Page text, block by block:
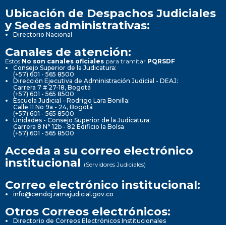
Ubicación de Despachos Judiciales
y Sedes administrativas:
Directorio Nacional
Canales de atención:
Estos No son canales oficiales para tramitar PQRSDF
Consejo Superior de la Judicatura:
(+57) 601 - 565 8500
Dirección Ejecutiva de Administración Judicial - DEAJ:
Carrera 7 # 27-18, Bogotá
(+57) 601 - 565 8500
Escuela Judicial - Rodrigo Lara Bonilla:
Calle 11 No 9a - 24, Bogotá
(+57) 601 - 565 8500
Unidades - Consejo Superior de la Judicatura:
Carrera 8 N° 12b - 82 Edificio la Bolsa
(+57) 601 - 565 8500
Acceda a su correo electrónico
institucional (Servidores Judiciales)
Correo electrónico institucional:
info@cendoj.ramajudicial.gov.co
Otros Correos electrónicos:
Directorio de Correos Electrónicos Institucionales